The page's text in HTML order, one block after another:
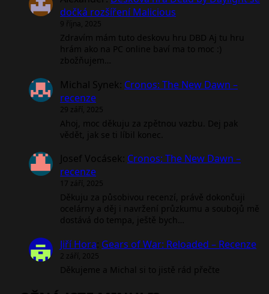
dočká rozšíření Malicious
9 října, 2025
Zdravím mám tuto deskovu hru DBD Aj tu hru
hrám ako na PC online baví ma to moc :)
zbožňujem…
Michal Synek: Cronos: The New Dawn –
recenze
29 září, 2025
Ahoj, moc děkuju za zpětnou vazbu. Dej pak
vědět, jak se ti líbil konec.
Josef Vocásek: Cronos: The New Dawn –
recenze
17 září, 2025
Děkuju za působivou recenzí, právě dokončuji
ocelárny a děj i navržení průzkumu a soubojů mě
dostává do tempa, ještě bych…
Jiří Hora: Gears of War: Reloaded – Recenze
2 září, 2025
Děkujeme a Michal si to jistě rád přečte